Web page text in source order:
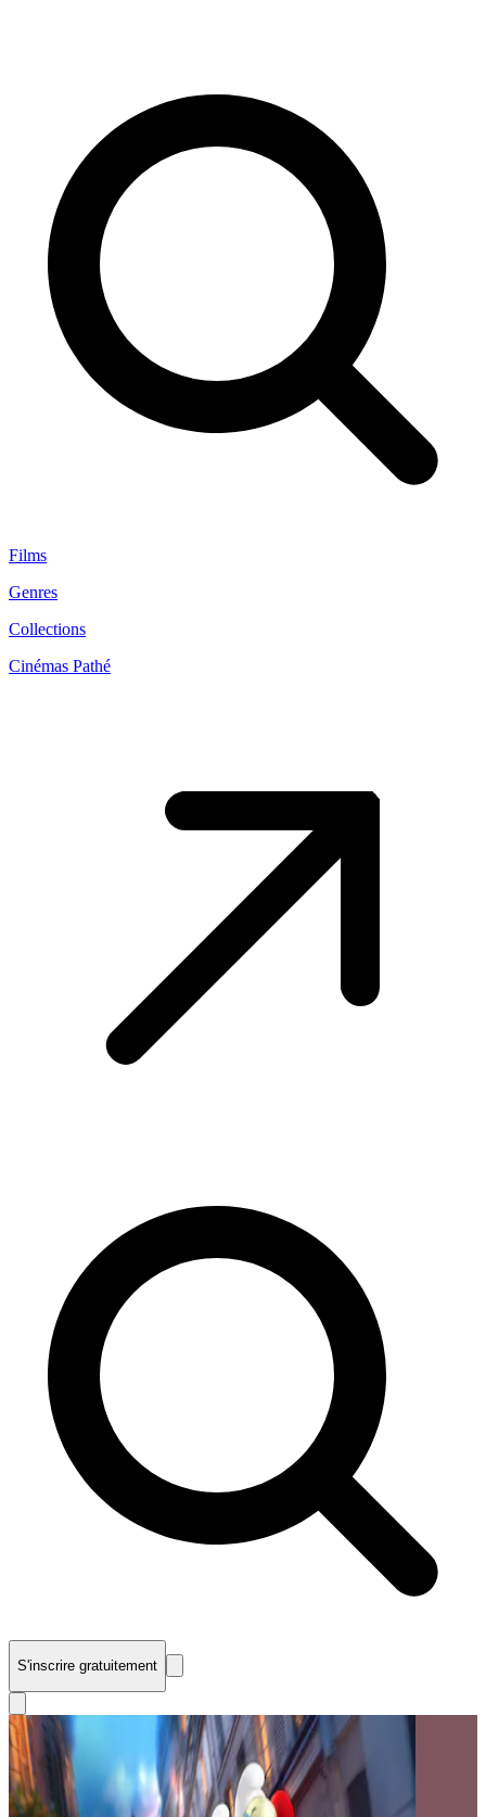
Films
Genres
Collections
Cinémas Pathé
S'inscrire gratuitement